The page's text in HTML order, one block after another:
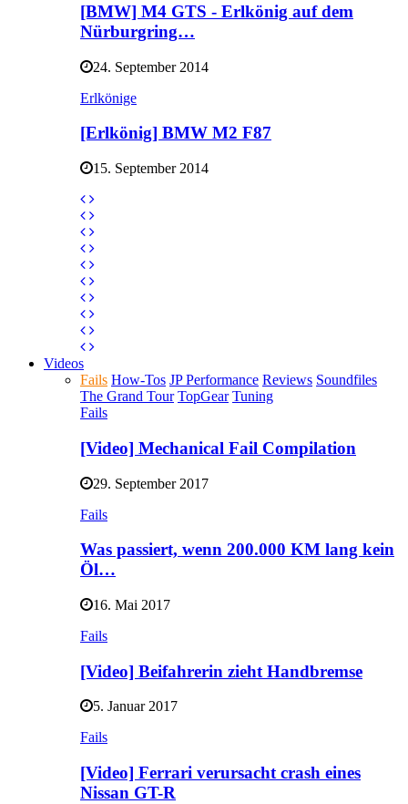
[BMW] M4 GTS - Erlkönig auf dem
Nürburgring…
24. September 2014
Erlkönige
[Erlkönig] BMW M2 F87
15. September 2014
Videos
Fails How-Tos JP Performance Reviews Soundfiles
The Grand Tour TopGear Tuning
Fails
[Video] Mechanical Fail Compilation
29. September 2017
Fails
Was passiert, wenn 200.000 KM lang kein
Öl…
16. Mai 2017
Fails
[Video] Beifahrerin zieht Handbremse
5. Januar 2017
Fails
[Video] Ferrari verursacht crash eines
Nissan GT-R